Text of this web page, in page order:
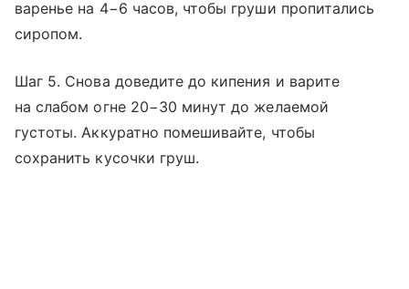
варенье на 4−6 часов, чтобы груши пропитались
сиропом.
Шаг 5. Снова доведите до кипения и варите
на слабом огне 20−30 минут до желаемой
густоты. Аккуратно помешивайте, чтобы
сохранить кусочки груш.